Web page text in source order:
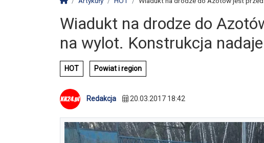
Wiadukt na drodze do
na wylot. Konstrukcja
HOT Powiat i region
Redakcja 20.03.2017 18:42